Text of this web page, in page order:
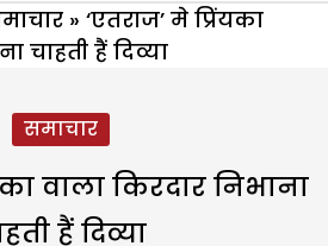
» ‘एतराज’ मे प्रिंयका
चाहती हैं दिव्या
समाचार
वाला किरदार निभाना
हैं दिव्या